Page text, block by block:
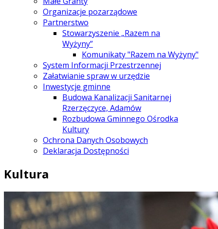
Organizacje pozarządowe
Partnerstwo
Stowarzyszenie „Razem na
Wyżyny”
Komunikaty "Razem na Wyżyny"
System Informacji Przestrzennej
Załatwianie spraw w urzędzie
Inwestycje gminne
Budowa Kanalizacji Sanitarnej
Rzerzęczyce, Adamów
Rozbudowa Gminnego Ośrodka
Kultury
Ochrona Danych Osobowych
Deklaracja Dostępności
Kultura